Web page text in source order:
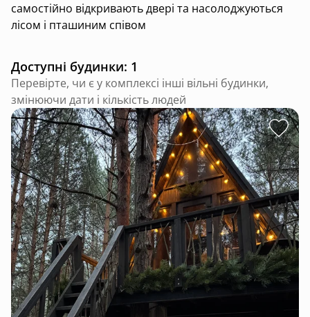
самостійно відкривають двері та насолоджуються
лісом і пташиним співом
Доступні будинки: 1
Перевірте, чи є у комплексі інші вільні будинки,
змінюючи дати і кількість людей